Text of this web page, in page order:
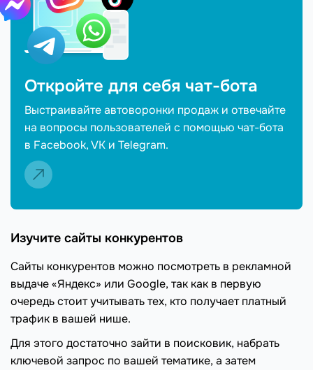
Откройте для себя чат-бота
Выстраивайте автоворонки продаж и отвечайте
на вопросы пользователей с помощью чат-бота
в Facebook, VK и Telegram.
Изучите сайты конкурентов
Сайты конкурентов можно посмотреть в рекламной
выдаче «Яндекс» или Google, так как в первую
очередь стоит учитывать тех, кто получает платный
трафик в вашей нише.
Для этого достаточно зайти в поисковик, набрать
ключевой запрос по вашей тематике, а затем